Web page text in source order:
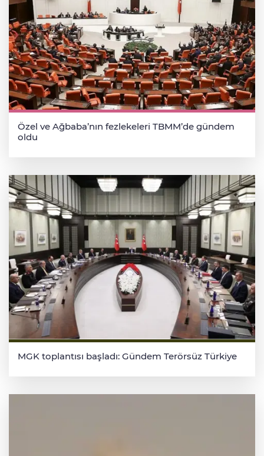
Özel ve Ağbaba’nın fezlekeleri TBMM’de gündem
oldu
MGK toplantısı başladı: Gündem Terörsüz Türkiye